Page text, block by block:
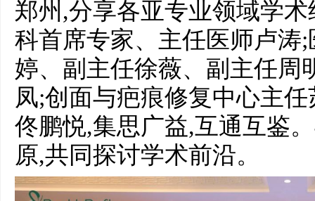
郑州,分享各亚专业领域学
科首席专家、主任医师卢涛
婷、副主任徐薇、副主任周
凤;创面与疤痕修复中心主
佟鹏悦,集思广益,互通互鉴
原,共同探讨学术前沿。